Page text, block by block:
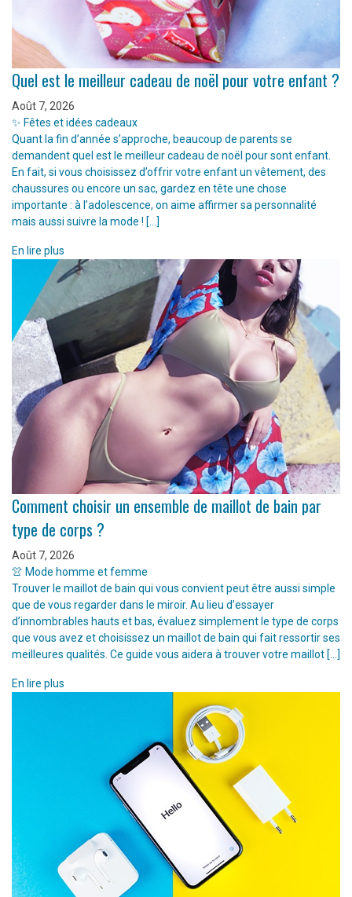
Quel est le meilleur cadeau de noël pour votre enfant ?
Août 7, 2026
✨ Fêtes et idées cadeaux
Quant la fin d’année s’approche, beaucoup de parents se
demandent quel est le meilleur cadeau de noël pour sont enfant.
En fait, si vous choisissez d’offrir votre enfant un vêtement, des
chaussures ou encore un sac, gardez en tête une chose
importante : à l’adolescence, on aime affirmer sa personnalité
mais aussi suivre la mode ! […]
En lire plus
Comment choisir un ensemble de maillot de bain par
type de corps ?
Août 7, 2026
👚 Mode homme et femme
Trouver le maillot de bain qui vous convient peut être aussi simple
que de vous regarder dans le miroir. Au lieu d’essayer
d’innombrables hauts et bas, évaluez simplement le type de corps
que vous avez et choisissez un maillot de bain qui fait ressortir ses
meilleures qualités. Ce guide vous aidera à trouver votre maillot […]
En lire plus